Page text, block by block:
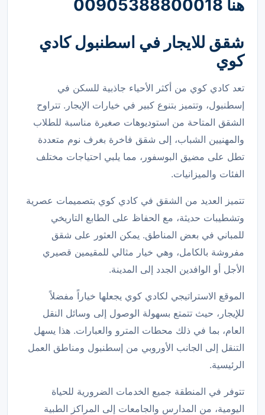
هنا 00905388800018
شقق للايجار في اسطنبولكادي
كوي
تعد كادي كوي من أكثر الأحياء جاذبية للسكن في
إسطنبول، وتتميز بتنوع كبير في خيارات الإيجار. تتراوح
الشقق المتاحة من استوديوهات صغيرة مناسبة للطلاب
والمهنيين الشباب، إلى شقق فاخرة بغرف نوم متعددة
تطل على مضيق البوسفور، مما يلبي احتياجات مختلف
الفئات والميزانيات.
تتميز العديد من الشقق في كادي كوي بتصميمات عصرية
وتشطيبات حديثة، مع الحفاظ على الطابع التاريخي
للمباني في بعض المناطق. يمكن العثور على شقق
مفروشة بالكامل، وهي خيار مثالي للمقيمين قصيري
الأجل أو الوافدين الجدد إلى المدينة.
الموقع الاستراتيجي لكادي كوي يجعلها خياراً مفضلاً
للإيجار، حيث تتمتع بسهولة الوصول إلى وسائل النقل
العام، بما في ذلك محطات المترو والعبارات. هذا يسهل
التنقل إلى الجانب الأوروبي من إسطنبول ومناطق العمل
الرئيسية.
تتوفر في المنطقة جميع الخدمات الضرورية للحياة
اليومية، من المدارس والجامعات إلى المراكز الطبية